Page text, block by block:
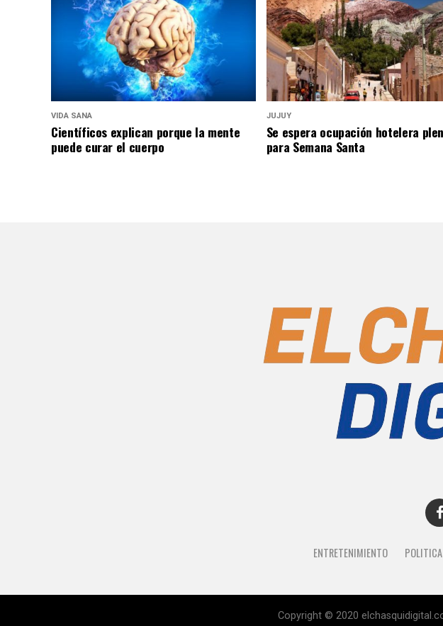
VIDA SANA
Científicos explican porque la mente
puede curar el cuerpo
JUJUY
Se espera ocupación hotelera
para Semana Santa
ENTRETENIMIENTO POLITICA
Copyright © 2020